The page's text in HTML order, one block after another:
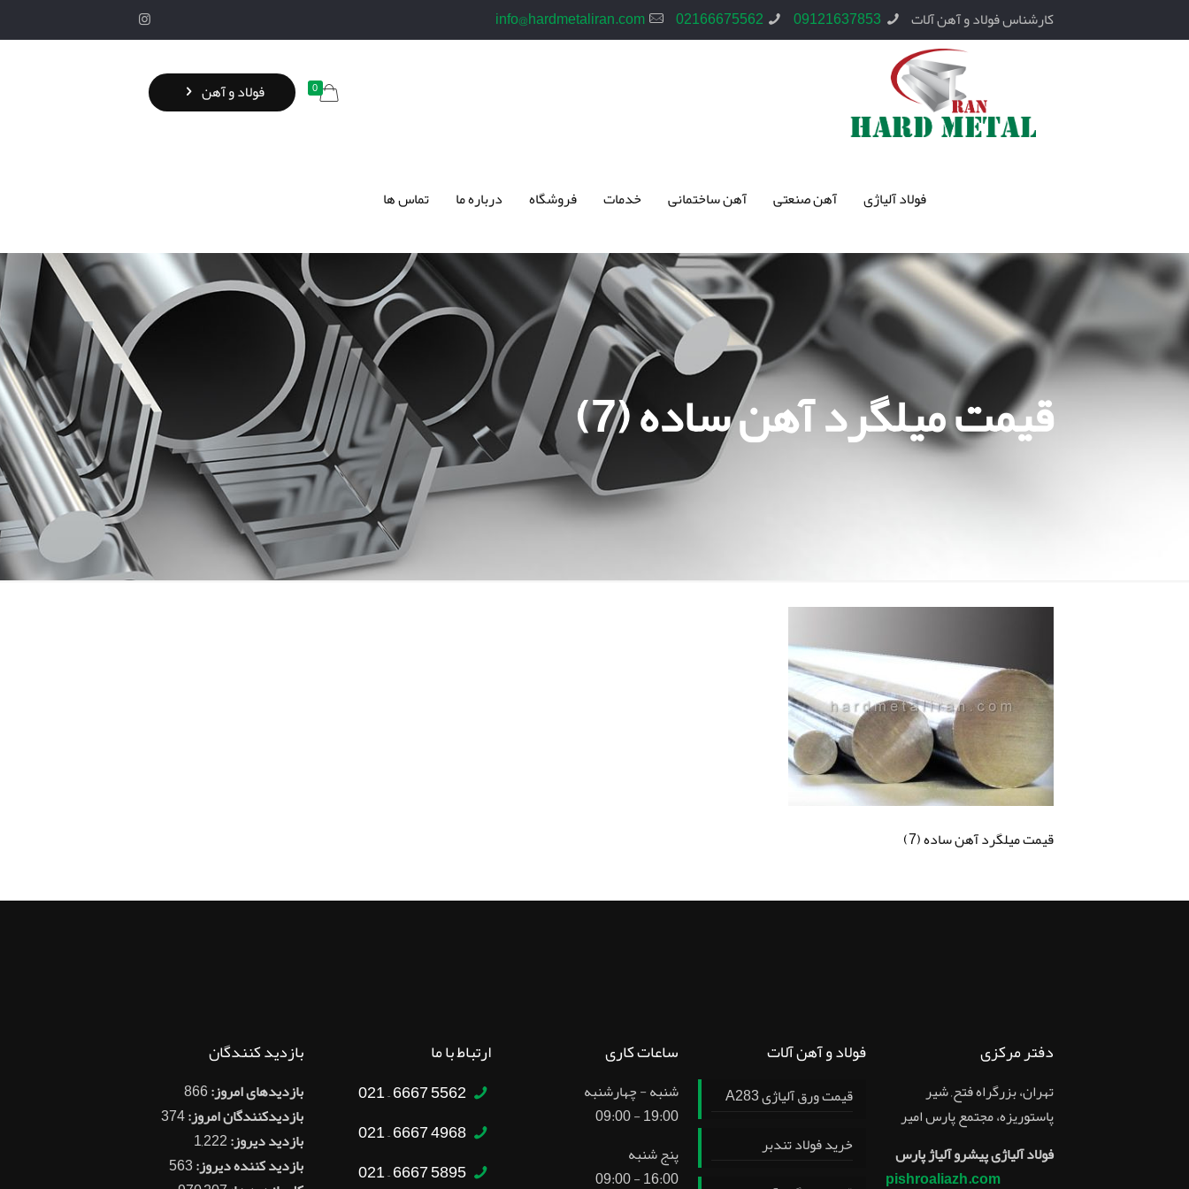
کارشناس فولاد و آهن آلات 09121637853
02166675562
info@hardmetaliran.com
فولاد آلیاژی آهن صنعتی آهن ساختمانی خدمات فروشگاه درباره ما تماس ها
0 فولاد و آهن
قیمت میلگرد آهن ساده (7)
قیمت میلگرد آهن ساده (7)
دفتر مرکزی
تهران، بزرگراه فتح, شير
پاستوريزه، مجتمع پارس امير
فولاد آلیاژی پیشرو آلیاژ پارس
pishroaliazh.com
فولاد و آهن آلات
قیمت ورق آلیاژی A283
خرید فولاد تندبر
ساعات کاری
شنبه - چهارشنبه
19:00 - 09:00
پنج شنبه
16:00 - 09:00
ارتباط با ما
5562 6667 – 021
4968 6667 – 021
5895 6667 – 021
بازدید کنندگان
بازدیدهای امروز:866
بازدیدکنندگان امروز:374
بازدید دیروز:1,222
بازدید کننده دیروز:563